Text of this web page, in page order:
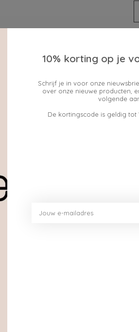
messing. Hierdoor kunnen
gemeenschappen waar
10% korting op je
Schrijf je in voor onze
over onze nieuwe producten,
volgende
De kortingscode is geldig tot